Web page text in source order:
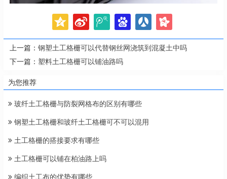
上一篇： 钢塑土工格栅可以代替钢丝网浇筑到混凝土中吗
下一篇： 塑料土工格栅可以铺油路吗
为您推荐
玻纤土工格栅与防裂网格布的区别有哪些
钢塑土工格栅和玻纤土工格栅可不可以混用
土工格栅的搭接要求有哪些
土工格栅可以铺在柏油路上吗
编织土工布的优势有哪些